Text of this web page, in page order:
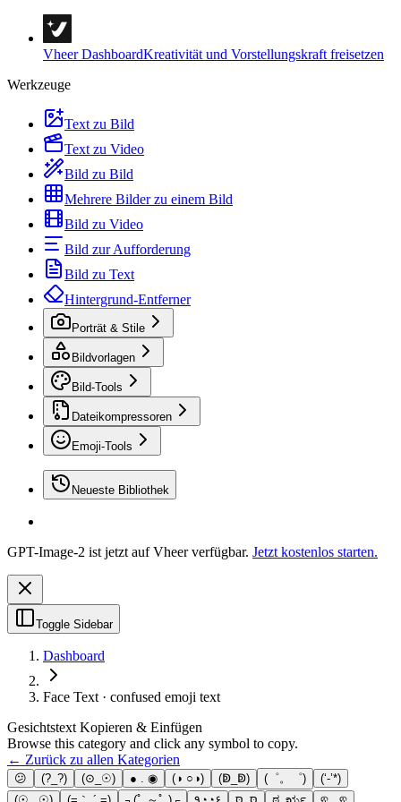
Vheer DashboardKreativität und Vorstellungskraft freisetzen
Werkzeuge
Text zu Bild
Text zu Video
Bild zu Bild
Mehrere Bilder zu einem Bild
Bild zu Video
Bild zur Aufforderung
Bild zu Text
Hintergrund-Entferner
Porträt & Stile
Bildvorlagen
Bild-Tools
Dateikompressoren
Emoji-Tools
Neueste Bibliothek
GPT-Image-2 ist jetzt auf Vheer verfügbar. Jetzt kostenlos starten.
Toggle Sidebar
Dashboard
Face Text · confused emoji text
Gesichtstext Kopieren & Einfügen
Browse this category and click any symbol to copy.
← Zurück zu allen Kategorien
😕 (?_?) (⊙_☉) ● . ◉ (◑ ○◑) (ↁ_ↁ) (゜。゜)
(‘-’*)